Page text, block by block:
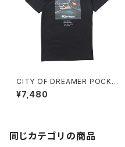
CITY OF DREAMER POCKE
T TEE
¥7,480
同じカテゴリの商品